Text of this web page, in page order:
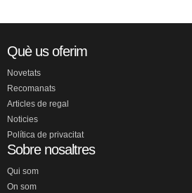
Què us oferim
Novetats
Recomanats
Articles de regal
Noticies
Política de privacitat
Sobre nosaltres
Qui som
On som